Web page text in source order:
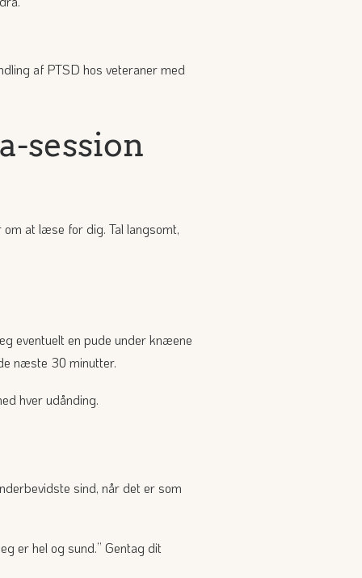
af PTSD hos veteraner med
session
at læse for dig. Tal langsomt,
eventuelt en pude under knæene
næste 30 minutter.
hver udånding.
sind, når det er som
er hel og sund.” Gentag dit